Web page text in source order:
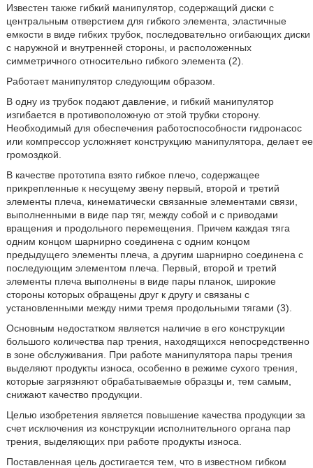
Известен также гибкий манипулятор, содержащий диски с
центральным отверстием для гибкого элемента, эластичные
емкости в виде гибких трубок, последовательно огибающих диски
с наружной и внутренней стороны, и расположенных
симметричного относительно гибкого элемента (2).
Работает манипулятор следующим образом.
В одну из трубок подают давление, и гибкий манипулятор
изгибается в противоположную от этой трубки сторону.
Необходимый для обеспечения работоспособности гидронасос
или компрессор усложняет конструкцию манипулятора, делает ее
громоздкой.
В качестве прототипа взято гибкое плечо, содержащее
прикрепленные к несущему звену первый, второй и третий
элементы плеча, кинематически связанные элементами связи,
выполненными в виде пар тяг, между собой и с приводами
вращения и продольного перемещения. Причем каждая тяга
одним концом шарнирно соединена с одним концом
предыдущего элементы плеча, а другим шарнирно соединена с
последующим элементом плеча. Первый, второй и третий
элементы плеча выполнены в виде пары планок, широкие
стороны которых обращены друг к другу и связаны с
установленными между ними тремя продольными тягами (3).
Основным недостатком является наличие в его конструкции
большого количества пар трения, находящихся непосредственно
в зоне обслуживания. При работе манипулятора пары трения
выделяют продукты износа, особенно в режиме сухого трения,
которые загрязняют обрабатываемые образцы и, тем самым,
снижают качество продукции.
Целью изобретения является повышение качества продукции за
счет исключения из конструкции исполнительного органа пар
трения, выделяющих при работе продукты износа.
Поставленная цель достигается тем, что в известном гибком